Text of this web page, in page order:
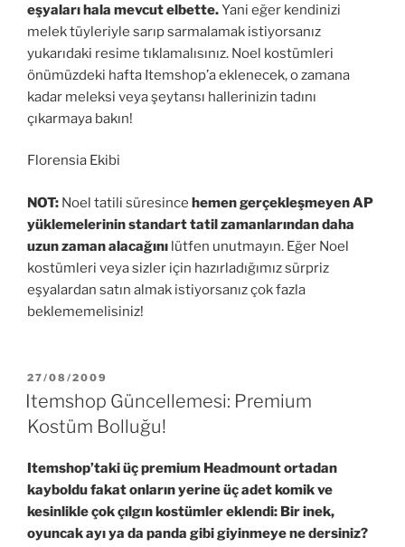
eşyaları hala mevcut elbette.Yani eğer kendinizi
melek tüyleriyle sarıp sarmalamak istiyorsanız
yukarıdaki resime tıklamalısınız. Noel kostümleri
önümüzdeki hafta Itemshop’a eklenecek, o zamana
kadar meleksi veya şeytansı hallerinizin tadını
çıkarmaya bakın!
Florensia Ekibi
NOT: Noel tatili süresince hemen gerçekleşmeyen AP
yüklemelerinin standart tatil zamanlarından daha
uzun zaman alacağını lütfen unutmayın. Eğer Noel
kostümleri veya sizler için hazırladığımız sürpriz
eşyalardan satın almak istiyorsanız çok fazla
beklememelisiniz!
YAYIM
TARIHI
27/08/2009
Itemshop Güncellemesi: Premium
Kostüm Bolluğu!
Itemshop’taki üç premium Headmount ortadan
kayboldu fakat onların yerine üç adet komik ve
kesinlikle çok çılgın kostümler eklendi: Bir inek,
oyuncak ayı ya da panda gibi giyinmeye ne dersiniz?